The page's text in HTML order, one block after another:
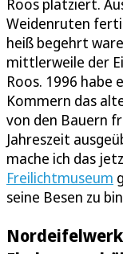
Roos platziert.
Weidenruten
heiß begehrt
mittlerweile der
Roos. 1996 habe
Kommern das
von den Bauern
Jahreszeit
mache ich das
Freilichtmuseum
seine Besen zu